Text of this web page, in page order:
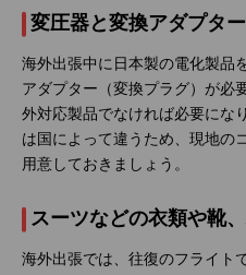
変圧器と変換アダプター
海外出張中に日本製の電化製品
アダプター（変換プラグ）が必
外対応製品でなければ必要にな
は国によって違うため、現地の
用意しておきましょう。
スーツなどの衣類や靴
海外出張では、往復のフライト